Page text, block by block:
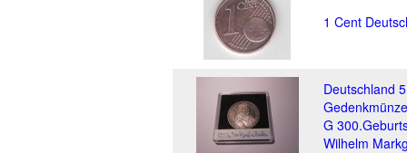
1 Cent
Deutschland
G
Wilhelm